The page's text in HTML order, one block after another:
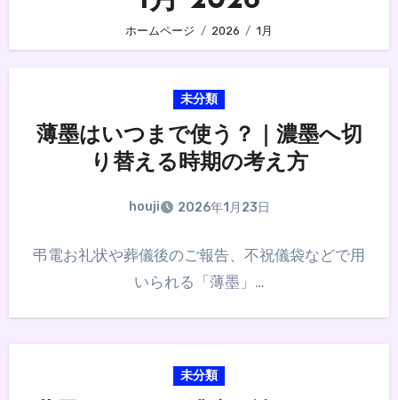
ホームページ 2026 1月
未分類
薄墨はいつまで使う？｜濃墨へ切
り替える時期の考え方
houji 2026年1月23日
弔電お礼状や葬儀後のご報告、不祝儀袋などで用
いられる「薄墨」…
未分類